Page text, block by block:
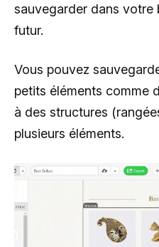
sauvegarder dans votre
futur.
Vous pouvez
petits éléments comme
à des structures
plusieurs éléments.